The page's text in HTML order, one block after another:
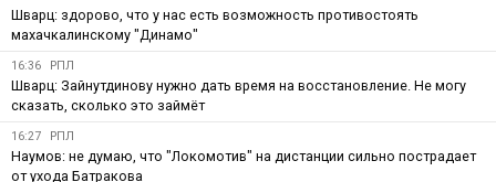
Шварц: здорово, что у нас есть возможность противостоять
махачкалинскому "Динамо"
16:36 РПЛ
Шварц: Зайнутдинову нужно дать время на восстановление. Не могу
сказать, сколько это займёт
16:27 РПЛ
Наумов: не думаю, что "Локомотив" на дистанции сильно пострадает
от ухода Батракова